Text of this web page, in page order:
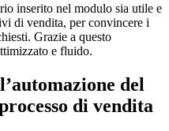
inserito nel modulo sia utile e
di vendita, per convincere i
Grazie a questo
e fluido.
del
di vendita